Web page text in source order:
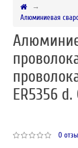
Алюминиевая
ER5356
0